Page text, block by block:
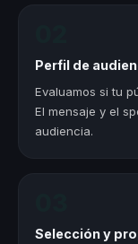
Perfil de
Evaluamos si tu
El mensaje y el
audiencia.
Selección y